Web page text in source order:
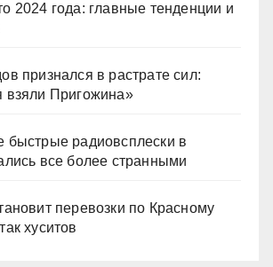
2024 года: главные тенденции и
признался в растрате сил:
взяли Пригожина»
быстрые радиовсплески в
все более странными
перевозки по Красному
хуситов